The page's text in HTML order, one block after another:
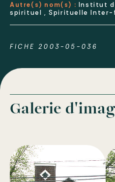
Autre(s) nom(s) : Institut
spirituel , Spirituelle
FICHE 2003-05-036
Galerie